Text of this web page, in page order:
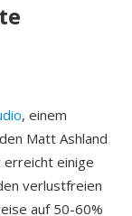
, einem
Matt Ashland
erreicht einige
verlustfreien
auf 50-60%